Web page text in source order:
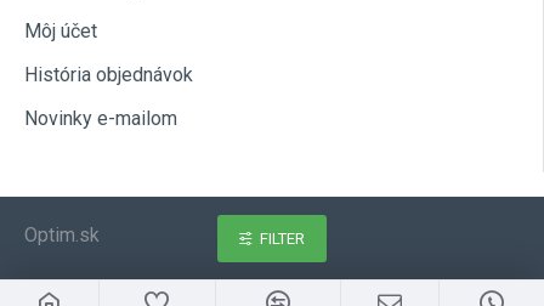
Môj účet
História objednávok
Novinky e-mailom
Optim.sk FILTER